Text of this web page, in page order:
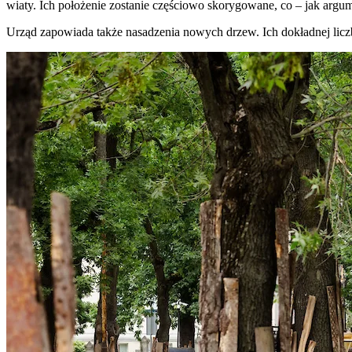
wiaty. Ich położenie zostanie częściowo skorygowane, co – jak
Urząd zapowiada także nasadzenia nowych drzew. Ich dokładnej